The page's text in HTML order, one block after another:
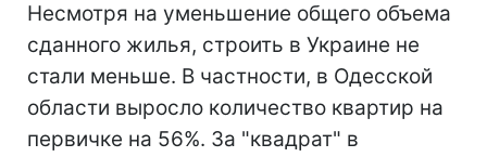
Несмотря на уменьшение общего объема
сданного жилья, строить в Украине не
стали меньше. В частности, в Одесской
области выросло количество квартир на
первичке на 56%. За "квадрат" в